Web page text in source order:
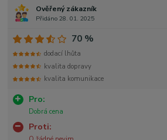
Ověřený zákazník
Přidáno 28. 01. 2025
Pro:
Dobrá cena
Proti:
70 %
dodací lhůta
kvalita dopravy
kvalita komunikace